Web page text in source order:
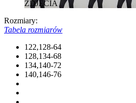
ZDJĘCIA
Rozmiary:
Tabela rozmiarów
122,128-64
128,134-68
134,140-72
140,146-76